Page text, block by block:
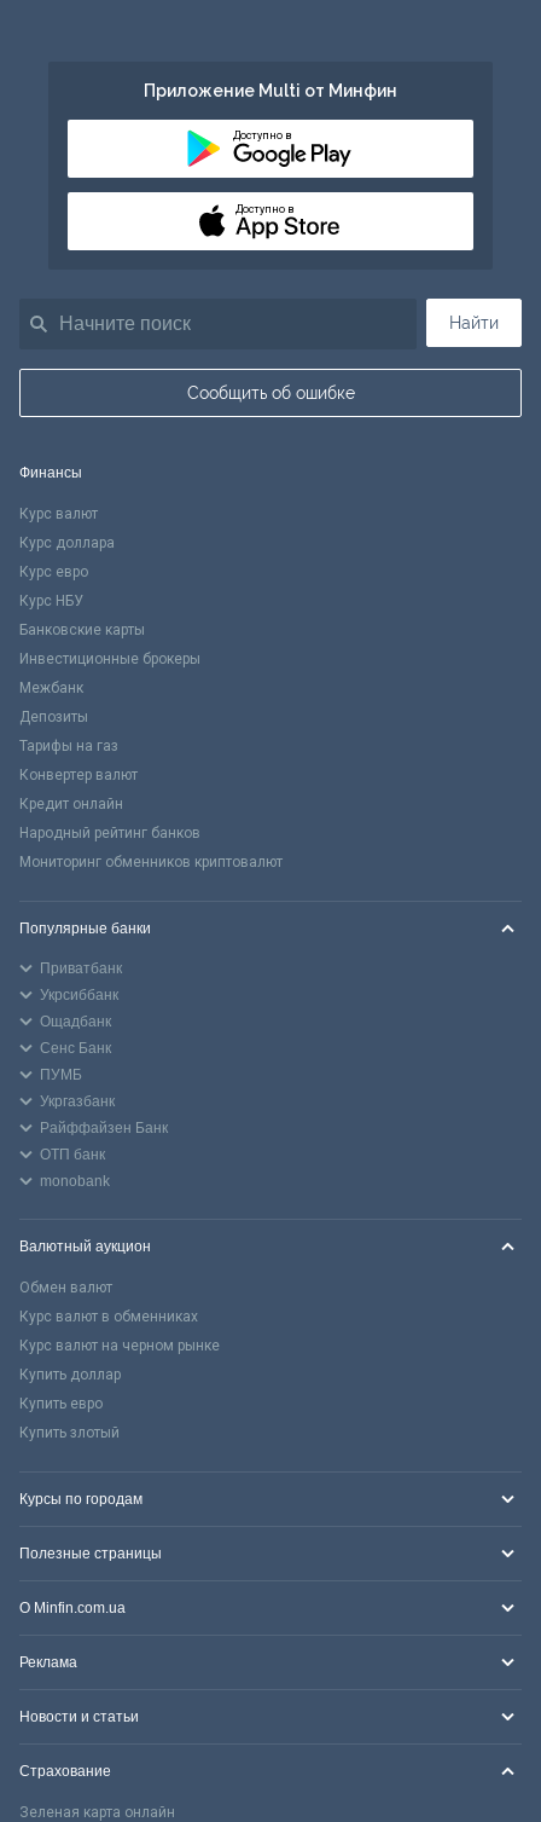
Найти
Сообщить об ошибке
Приложение Multi от Минфин
Доступно в
Доступно в
Финансы
Курс валют
Курс доллара
Курс евро
Курс НБУ
Банковские карты
Инвестиционные брокеры
Межбанк
Депозиты
Тарифы на газ
Конвертер валют
Кредит онлайн
Народный рейтинг банков
Мониторинг обменников криптовалют
Популярные банки
Приватбанк
Укрсиббанк
Ощадбанк
Сенс Банк
ПУМБ
Укргазбанк
Райффайзен Банк
ОТП банк
monobank
Валютный аукцион
Обмен валют
Курс валют в обменниках
Курс валют на черном рынке
Купить доллар
Купить евро
Купить злотый
Курсы по городам
Полезные страницы
О Minfin.com.ua
Реклама
Новости и статьи
Страхование
Зеленая карта онлайн